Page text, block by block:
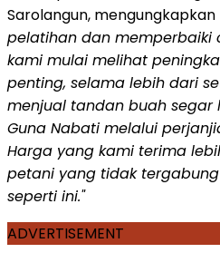
Sarolangun, mengungkapkan
pelatihan dan memperbaiki
kami mulai melihat
penting, selama lebih dari
menjual tandan buah segar
Guna Nabati melalui
Harga yang kami terima
petani yang tidak
seperti ini."
ADVERTISEMENT